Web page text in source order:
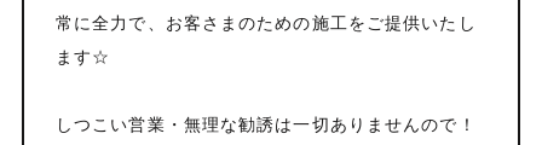
常に全力で、お客さまのための施工をご提供いたし
ます☆
しつこい営業・無理な勧誘は一切ありませんので！